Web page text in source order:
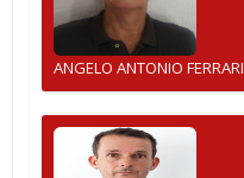
ANGELO ANTONIO FERRARI